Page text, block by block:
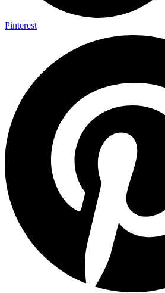
Pinterest